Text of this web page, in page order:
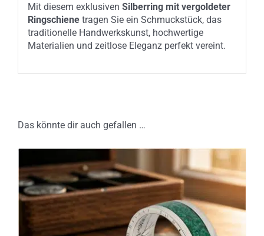
Mit diesem exklusiven Silberring mit vergoldeter
Ringschienetragen Sie ein Schmuckstück, das
traditionelle Handwerkskunst, hochwertige
Materialien und zeitlose Eleganz perfekt vereint.
Das könnte dir auch gefallen …